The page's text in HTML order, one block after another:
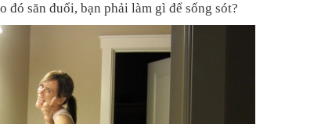
đó săn đuổi, bạn phải làm gì để sống sót?